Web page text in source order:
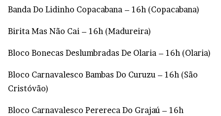
Banda Do Lidinho Copacabana – 16h (Copacabana)
Birita Mas Não Cai – 16h (Madureira)
Bloco Bonecas Deslumbradas De Olaria – 16h (Olaria)
Bloco Carnavalesco Bambas Do Curuzu – 16h (São
Cristóvão)
Bloco Carnavalesco Perereca Do Grajaú – 16h